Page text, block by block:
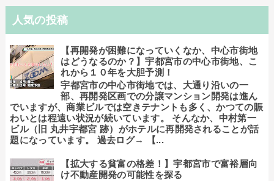
人気の投稿
【再開発が困難になっていくなか、中心市街地
はどうなるのか？】宇都宮市の中心市街地、こ
れから１０年を大胆予測！
宇都宮市の中心市街地では、大通り沿いの一
部、再開発区画での分譲マンション開発は進ん
でいますが、商業ビルでは空きテナントも多く、かつての賑
わいとは程遠い状況が続いています。 そんなか、中村第一
ビル（旧 丸井宇都宮 跡）がホテルに再開発されることが話
題になっています。 過去ログ→ 【...
【拡大する貧富の格差！】宇都宮市で富裕層向
け不動産開発の可能性を探る